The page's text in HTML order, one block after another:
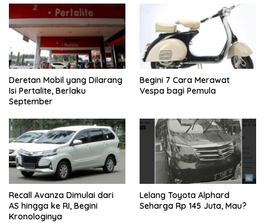
Deretan Mobil yang Dilarang
Isi Pertalite, Berlaku
September
Begini 7 Cara Merawat
Vespa bagi Pemula
Recall Avanza Dimulai dari
AS hingga ke RI, Begini
Kronologinya
Lelang Toyota Alphard
Seharga Rp 145 Juta, Mau?